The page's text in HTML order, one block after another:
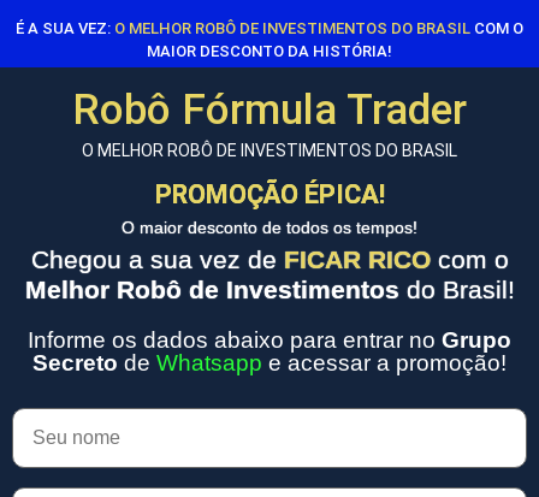
É A SUA VEZ: O MELHOR ROBÔ DE INVESTIMENTOS DO BRASIL COM O
MAIOR DESCONTO DA HISTÓRIA!
Robô Fórmula Trader
O MELHOR ROBÔ DE INVESTIMENTOS DO BRASIL
PROMOÇÃO ÉPICA!
O maior desconto de todos os tempos!
Chegou a sua vez de FICAR RICOcom o
Melhor Robô de Investimentos do Brasil!
Informe os dados abaixo para entrar no Grupo
Secreto de Whatsapp e acessar a promoção!